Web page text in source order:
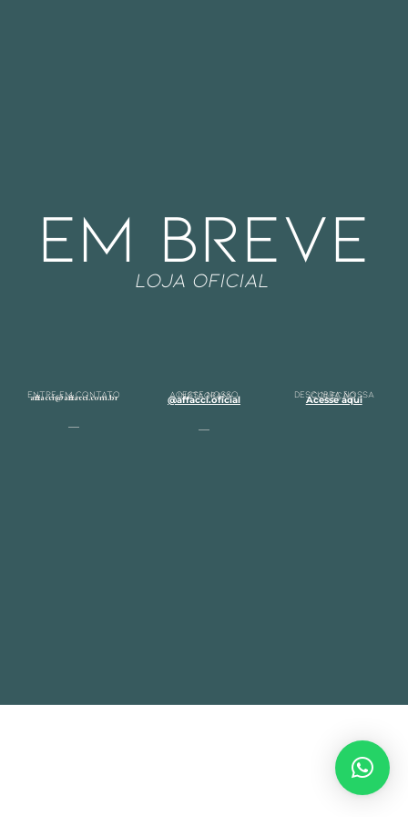
EM BREVE
LOJA OFICIAL
ENTRE EM CONTATO
affacci@affacci.com.br acesse nosso instagram
@affacci.oficial descubra nossa coleção
Acesse aqui